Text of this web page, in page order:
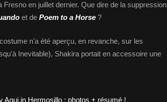
en juillet dernier. Que dire de la suppression
et de Poem to a Horse ?
n'a été aperçu, en revanche, sur les
Inevitable), Shakira portait en accessoire une